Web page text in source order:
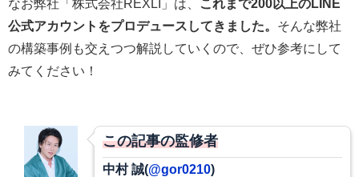
なお弊社「株式会社REXLI」は、
これまで200以上のLINE
公式アカウントをプロデュースしてきました。 そんな弊社
の構築事例も交えつつ解説していくので、ぜひ参考にして
みてください！
この記事の監修者
中村 誠(@gor0210)